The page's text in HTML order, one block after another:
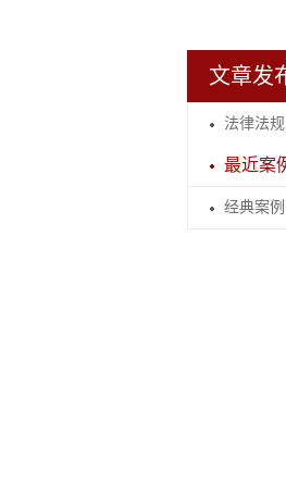
文章发
法律法规
最近案
经典案例